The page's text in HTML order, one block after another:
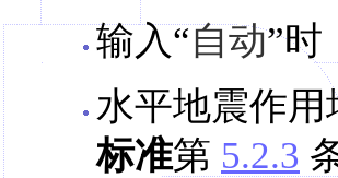
输入“自动”时
水平地震作
标准第 5.2.3